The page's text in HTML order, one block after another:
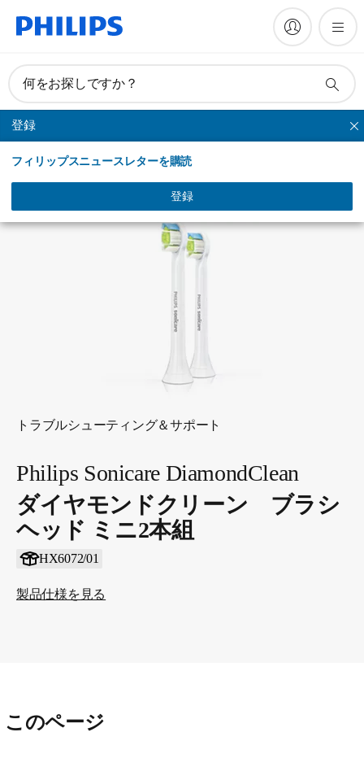
何をお探しですか？
登録
フィリップスニュースレターを購読
登録
ダイヤモンドクリーン
トラブルシューティング＆サポート
Philips Sonicare DiamondClean
ダイヤモンドクリーン ブラシ
ヘッド ミニ2本組
HX6072/01
製品仕様を見る
このページ